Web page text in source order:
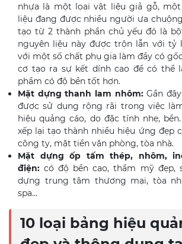
nhựa là một loại vật liệu giả gỗ,
liệu đang được nhiều người ưa
tạo từ 2 thành phần chủ yếu đó là
nguyên liệu này được trộn lẫn với tỷ
với một số chất phụ gia làm đầy có
cơ tạo ra sự kết dính cao để có thể
phẩm có độ bền tốt hơn.
Mặt dựng thanh lam nhôm:Gần
được sử dụng rộng rãi trong việc
hiệu quảng cáo, do đặc tính nhẹ,
xếp lại tạo thành nhiều hiệu ứng đẹp
công ty, mặt tiền văn phòng, tòa nhà.
Mặt dựng ốp tấm thép, nhôm,
điện: có độ bền cao, thẩm mỹ đẹp,
dựng trung tâm thương mại, tòa
spa...
10 loại bảng hiệu